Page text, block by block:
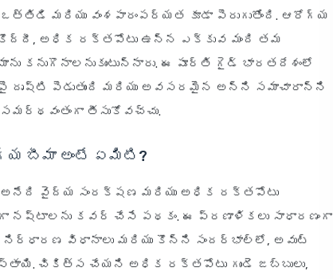
మరియు వంశపారంపర్యత కూడా పెరుగుతోంది. ఆరోగ్య
కొద్దీ, అధిక రక్తపోటు ఉన్న ఎక్కువ మంది తమ
ఈ పూర్తి గైడ్ భారతదేశంలో
పెడుతుంది మరియు అవసరమైన అన్ని సమాచారాన్ని
తీసుకోవచ్చు.
బీమా అంటే ఏమిటి?
వైద్య సంరక్షణ మరియు అధిక రక్తపోటు
నష్టాలను కవర్ చేసే పథకం. ఈ ప్రణాళికలు సాధారణంగా
విధానాలు మరియు కొన్ని సందర్భాల్లో, అవుట్
చికిత్స చేయని అధిక రక్తపోటు గుండె జబ్బులు,